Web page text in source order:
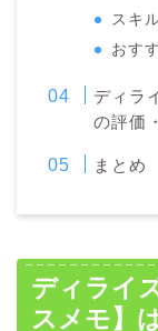
スキ
おす
ディラ
の評価
まとめ
ディライ
スメモ】